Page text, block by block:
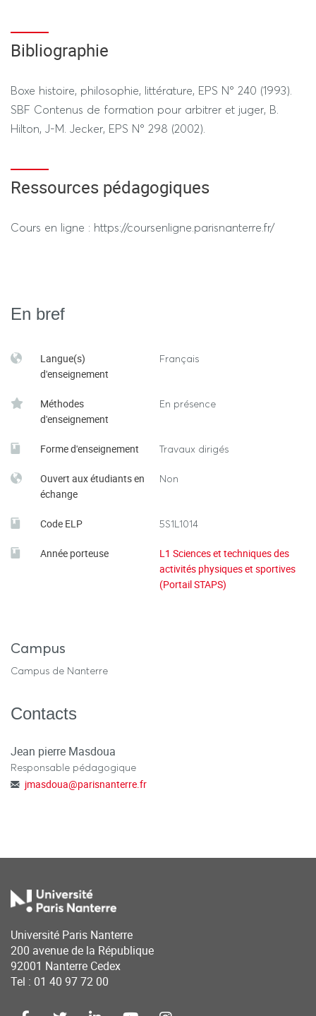
REGIME STANDARD / DEROGATOIRE
Bibliographie
Boxe histoire, philosophie, littérature, EPS N° 240 (1993).
SBF Contenus de formation pour arbitrer et juger, B.
Hilton, J-M. Jecker, EPS N° 298 (2002).
Ressources pédagogiques
Cours en ligne : https://coursenligne.parisnanterre.fr/
En bref
Langue(s)
d'enseignement
Français
Méthodes
d'enseignement
En présence
Forme d'enseignement Travaux dirigés
Ouvert aux étudiants en
échange
Non
Code ELP 5S1L1014
Année porteuse
L1 Sciences et techniques des
activités physiques et sportives
(Portail STAPS)
Campus
Campus de Nanterre
Contacts
Jean pierre Masdoua
Responsable pédagogique
jmasdoua@parisnanterre.fr
Université Paris Nanterre
200 avenue de la République
92001 Nanterre Cedex
Tel : 01 40 97 72 00